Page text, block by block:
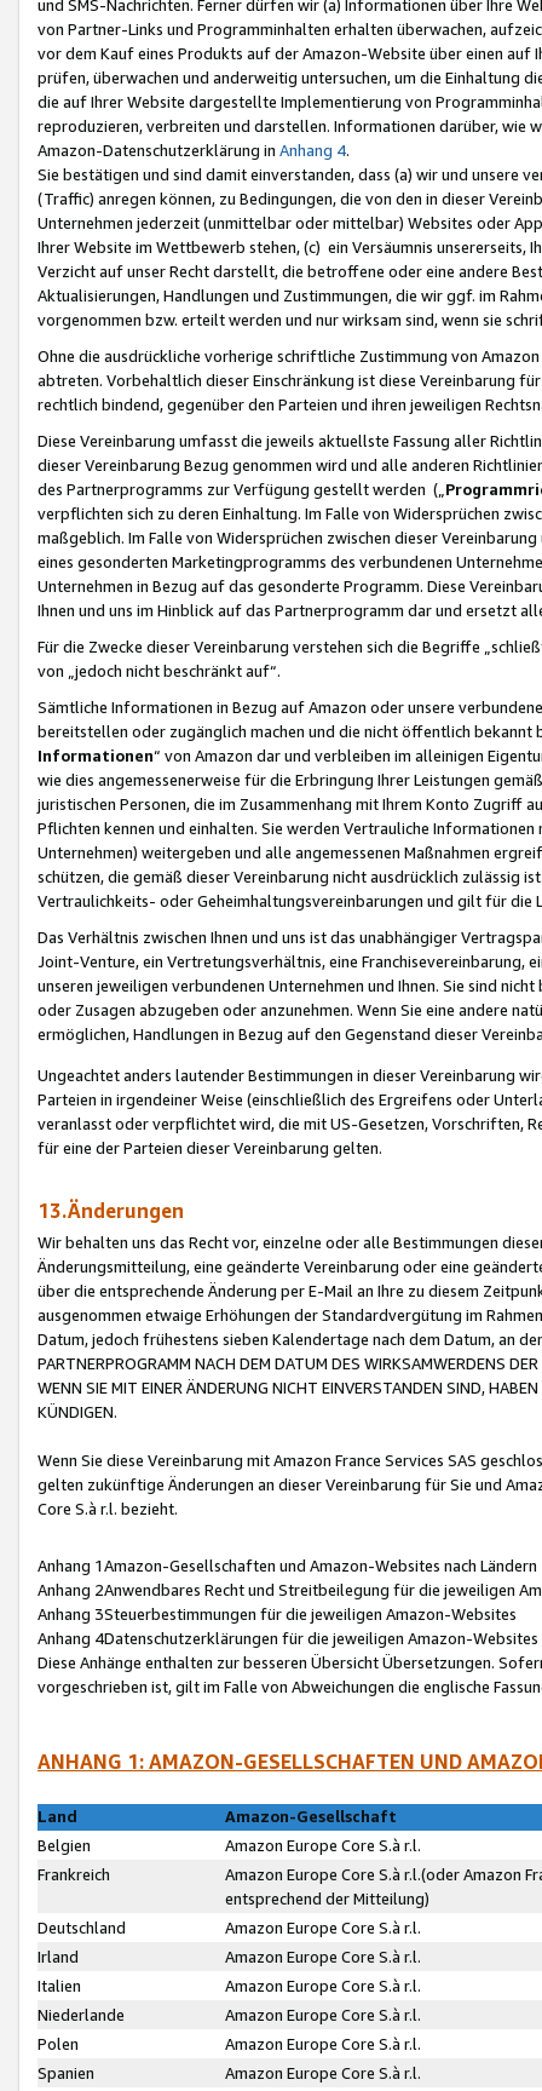
und SMS-Nachrichten. Ferner dürfen wir (a) Informationen über Ihre
von Partner-Links und Programminhalten erhalten überwachen,
vor dem Kauf eines Produkts auf der Amazon-Website über einen
prüfen, überwachen und anderweitig untersuchen, um die Einhaltung
die auf Ihrer Website dargestellte Implementierung von
reproduzieren, verbreiten und darstellen. Informationen darüber, wie
Amazon-Datenschutzerklärung in Anhang 4.
Sie bestätigen und sind damit einverstanden, dass (a) wir und
(Traffic) anregen können, zu Bedingungen, die von den in dieser
Unternehmen jederzeit (unmittelbar oder mittelbar) Websites oder
Ihrer Website im Wettbewerb stehen, (c) ein Versäumnis unsererseits,
Verzicht auf unser Recht darstellt, die betroffene oder eine andere
Aktualisierungen, Handlungen und Zustimmungen, die wir ggf. im
vorgenommen bzw. erteilt werden und nur wirksam sind, wenn sie
Ohne die ausdrückliche vorherige schriftliche Zustimmung von
abtreten. Vorbehaltlich dieser Einschränkung ist diese Vereinbarung
rechtlich bindend, gegenüber den Parteien und ihren jeweiligen
Diese Vereinbarung umfasst die jeweils aktuellste Fassung aller
dieser Vereinbarung Bezug genommen wird und alle anderen
des Partnerprogramms zur Verfügung gestellt werden („
verpflichten sich zu deren Einhaltung. Im Falle von Widersprüchen
maßgeblich. Im Falle von Widersprüchen zwischen dieser
eines gesonderten Marketingprogramms des verbundenen
Unternehmen in Bezug auf das gesonderte Programm. Diese
Ihnen und uns im Hinblick auf das Partnerprogramm dar und ersetzt
Für die Zwecke dieser Vereinbarung verstehen sich die Begriffe
von „jedoch nicht beschränkt auf“.
Sämtliche Informationen in Bezug auf Amazon oder unsere
bereitstellen oder zugänglich machen und die nicht öffentlich
Informationen“ von Amazon dar und verbleiben im alleinigen
wie dies angemessenerweise für die Erbringung Ihrer Leistungen
juristischen Personen, die im Zusammenhang mit Ihrem Konto
Pflichten kennen und einhalten. Sie werden Vertrauliche
Unternehmen) weitergeben und alle angemessenen Maßnahmen
schützen, die gemäß dieser Vereinbarung nicht ausdrücklich zulässig
Vertraulichkeits- oder Geheimhaltungsvereinbarungen und gilt für die
Das Verhältnis zwischen Ihnen und uns ist das unabhängiger
Joint-Venture, ein Vertretungsverhältnis, eine Franchisevereinbarung,
unseren jeweiligen verbundenen Unternehmen und Ihnen. Sie sind
oder Zusagen abzugeben oder anzunehmen. Wenn Sie eine andere
ermöglichen, Handlungen in Bezug auf den Gegenstand dieser
Ungeachtet anders lautender Bestimmungen in dieser Vereinbarung
Parteien in irgendeiner Weise (einschließlich des Ergreifens oder
veranlasst oder verpflichtet wird, die mit US-Gesetzen, Vorschriften,
für eine der Parteien dieser Vereinbarung gelten.
13.Änderungen
Wir behalten uns das Recht vor, einzelne oder alle Bestimmungen
Änderungsmitteilung, eine geänderte Vereinbarung oder eine
über die entsprechende Änderung per E-Mail an Ihre zu diesem
ausgenommen etwaige Erhöhungen der Standardvergütung im
Datum, jedoch frühestens sieben Kalendertage nach dem Datum, an
PARTNERPROGRAMM NACH DEM DATUM DES WIRKSAMWERDENS
WENN SIE MIT EINER ÄNDERUNG NICHT EINVERSTANDEN SIND,
KÜNDIGEN.
Wenn Sie diese Vereinbarung mit Amazon France Services SAS
gelten zukünftige Änderungen an dieser Vereinbarung für Sie und
Core S.à r.l. bezieht.
Anhang 1Amazon-Gesellschaften und Amazon-Websites nach Ländern
Anhang 2Anwendbares Recht und Streitbeilegung für die jeweiligen
Anhang 3Steuerbestimmungen für die jeweiligen Amazon-Websites
Anhang 4Datenschutzerklärungen für die jeweiligen Amazon-Websites
Diese Anhänge enthalten zur besseren Übersicht Übersetzungen.
vorgeschrieben ist, gilt im Falle von Abweichungen die englische
ANHANG 1: AMAZON-GESELLSCHAFTEN UND
Land
Amazon-Gesellschaft
Belgien
Amazon Europe Core S.à r.l.
Frankreich
Amazon Europe Core S.à r.l.(oder Amazon
entsprechend der Mitteilung)
Deutschland
Amazon Europe Core S.à r.l.
Irland
Amazon Europe Core S.à r.l.
Italien
Amazon Europe Core S.à r.l.
Niederlande
Amazon Europe Core S.à r.l.
Polen
Amazon Europe Core S.à r.l.
Spanien
Amazon Europe Core S.à r.l.